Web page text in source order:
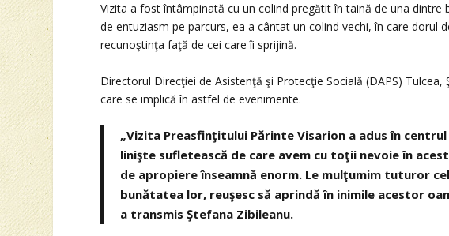
Vizita a fost întâmpinată cu un colind pregătit în taină de una dintre
de entuziasm pe parcurs, ea a cântat un colind vechi, în care dorul
recunoştinţa faţă de cei care îi sprijină.
Directorul Direcţiei de Asistenţă şi Protecţie Socială (DAPS)
care se implică în astfel de evenimente.
„Vizita Preasfinţitului Părinte Visarion a adus în
linişte sufletească de care avem cu toţii nevoie în
de apropiere înseamnă enorm. Le mulţumim tuturor
bunătatea lor, reuşesc să aprindă în inimile acestor
a transmis Ştefana Zibileanu.